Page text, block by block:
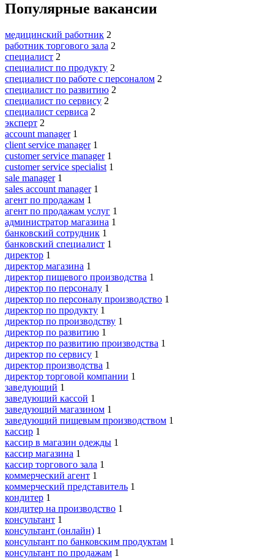
Популярные вакансии
медицинский работник 2
работник торгового зала 2
специалист 2
специалист по продукту 2
специалист по работе с персоналом 2
специалист по развитию 2
специалист по сервису 2
специалист сервиса 2
эксперт 2
account manager 1
client service manager 1
customer service manager 1
customer service specialist 1
sale manager 1
sales account manager 1
агент по продажам 1
агент по продажам услуг 1
администратор магазина 1
банковский сотрудник 1
банковский специалист 1
директор 1
директор магазина 1
директор пищевого производства 1
директор по персоналу 1
директор по персоналу производство 1
директор по продукту 1
директор по производству 1
директор по развитию 1
директор по развитию производства 1
директор по сервису 1
директор производства 1
директор торговой компании 1
заведующий 1
заведующий кассой 1
заведующий магазином 1
заведующий пищевым производством 1
кассир 1
кассир в магазин одежды 1
кассир магазина 1
кассир торгового зала 1
коммерческий агент 1
коммерческий представитель 1
кондитер 1
кондитер на производство 1
консультант 1
консультант (онлайн) 1
консультант по банковским продуктам 1
консультант по продажам 1